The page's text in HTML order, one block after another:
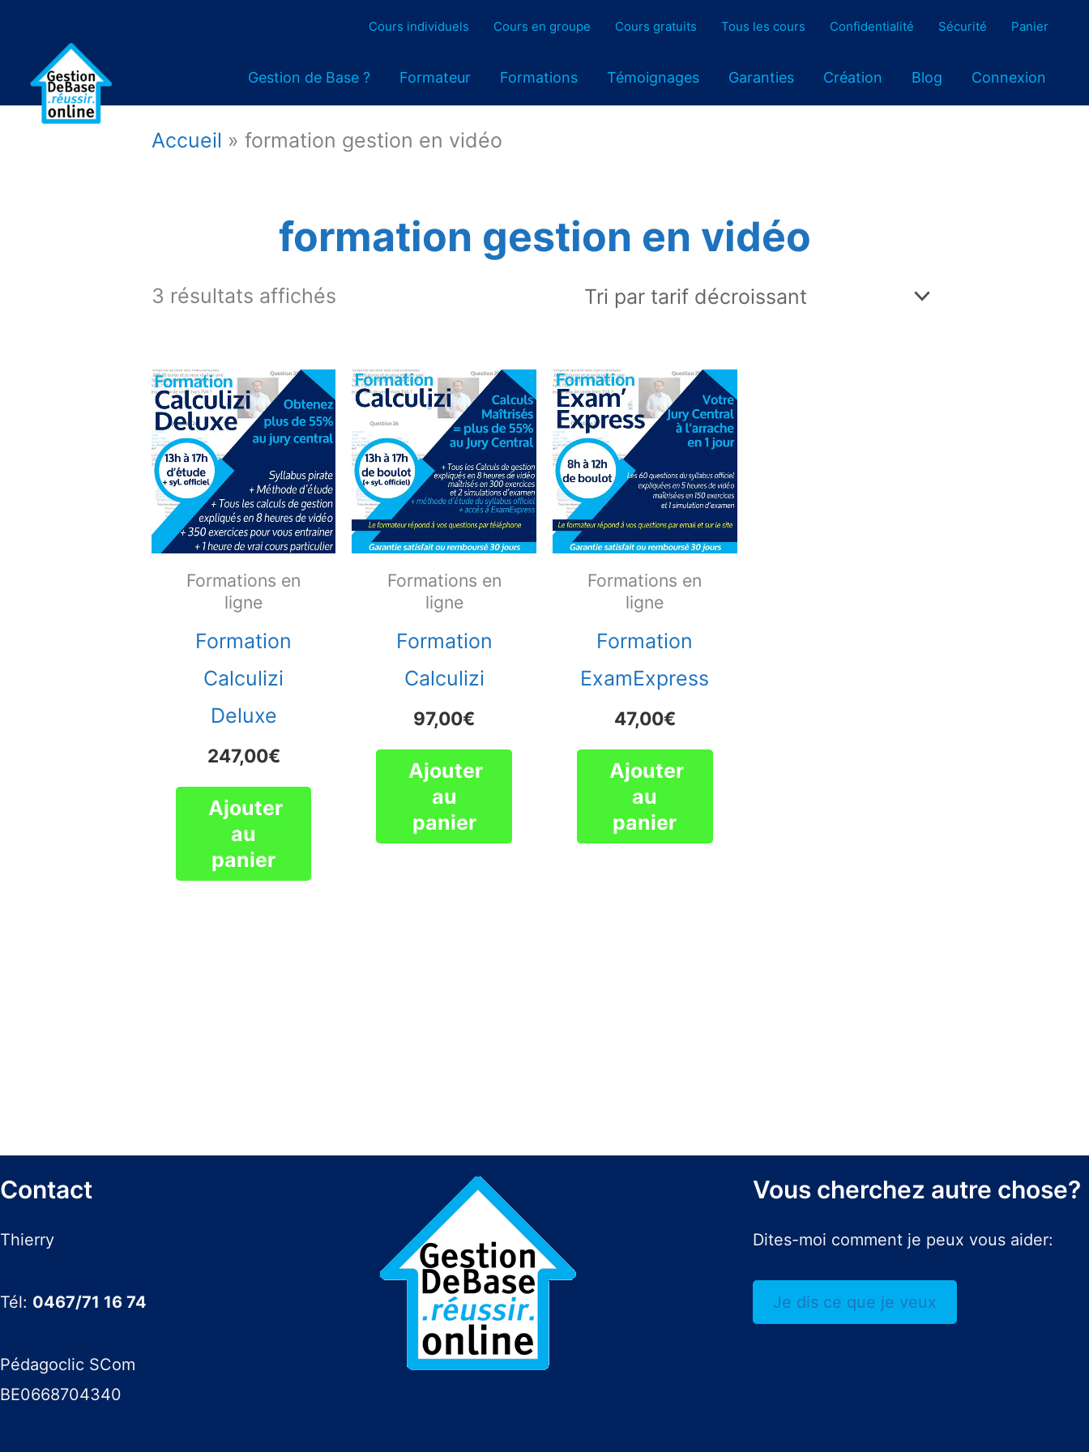
Cours individuels Cours en groupe Cours gratuits Tous les cours Confidentialité Sécurité Panier
Gestion de Base ? Formateur Formations Témoignages Garanties Création Blog Connexion
Accueil » formation gestion en vidéo
formation gestion en vidéo
3 résultats affichésTrié
Formations en
ligne
Formation
Calculizi
Deluxe
247,00€
Ajouter
au
panier
Formations en
ligne
Formation
Calculizi
97,00€
Ajouter
au
panier
Formations en
ligne
Formation
ExamExpress
47,00€
Ajouter
au
panier
Contact
Thierry
Tél: 0467/71 16 74
Pédagoclic SCom
BE0668704340
Vous cherchez autre chose?
Dites-moi comment je peux vous aider:
Je dis ce que je veux